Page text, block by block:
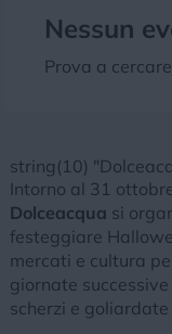
Nessun
Prova a
string(10)
Intorno al 31
Dolceacqua si
festeggiare
mercati e cultura
giornate
scherzi e